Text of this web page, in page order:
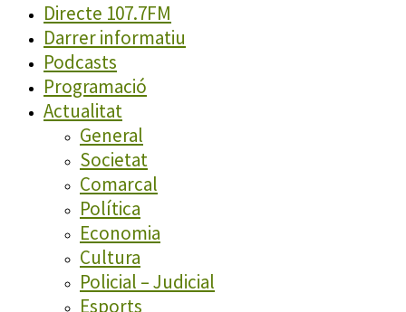
Directe 107.7FM
Darrer informatiu
Podcasts
Programació
Actualitat
General
Societat
Comarcal
Política
Economia
Cultura
Policial – Judicial
Esports